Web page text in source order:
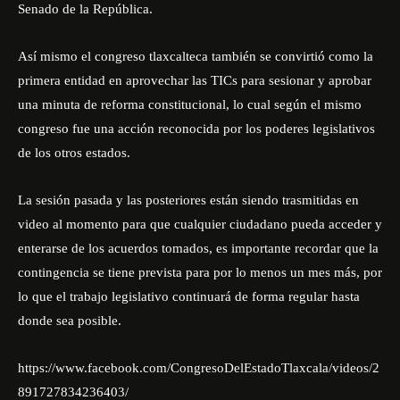
Senado de la República.
Así mismo el congreso tlaxcalteca también se convirtió como la
primera entidad en aprovechar las TICs para sesionar y aprobar
una minuta de reforma constitucional, lo cual según el mismo
congreso fue una acción reconocida por los poderes legislativos
de los otros estados.
La sesión pasada y las posteriores están siendo trasmitidas en
video al momento para que cualquier ciudadano pueda acceder y
enterarse de los acuerdos tomados, es importante recordar que la
contingencia se tiene prevista para por lo menos un mes más, por
lo que el trabajo legislativo continuará de forma regular hasta
donde sea posible.
https://www.facebook.com/CongresoDelEstadoTlaxcala/videos/2
891727834236403/